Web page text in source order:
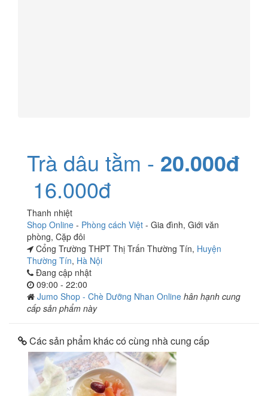
Trà dâu tằm - 20.000đ
16.000đ
Thanh nhiệt
Shop Online - Phòng cách Việt - Gia đình, Giới văn
phòng, Cặp đôi
Cổng Trường THPT Thị Trấn Thường Tín, Huyện
Thường Tín, Hà Nội
Đang cập nhật
09:00 - 22:00
Jumo Shop - Chè Dưỡng Nhan Online hân hạnh cung
cấp sản phẩm này
Các sản phẩm khác có cùng nhà cung cấp